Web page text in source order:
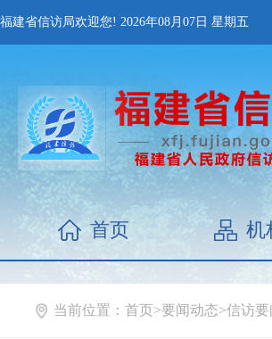
福建省信访局欢迎您! 2026年08月07日 星期五
首页 机
当前位置： 首页>要闻动态>信访要